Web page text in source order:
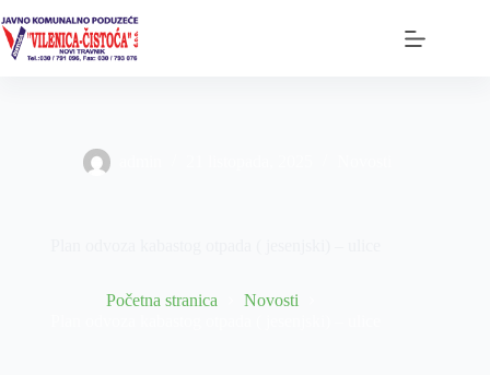
na
sadržaj
Početna stranica
Novosti